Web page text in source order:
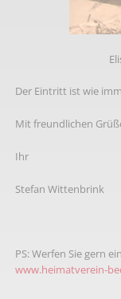
Der Eintritt ist wie
Mit freundlichen
Ihr
Stefan Wittenbrink
PS: Werfen Sie gern
www.heimatverein-